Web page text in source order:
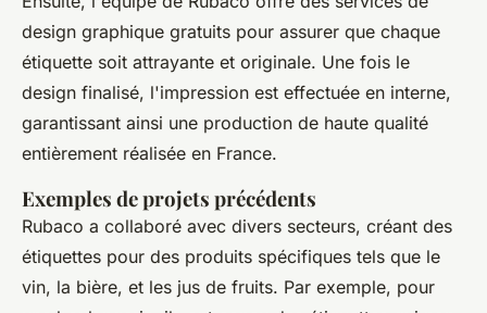
design graphique gratuits pour assurer que chaque
étiquette soit attrayante et originale. Une fois le
design finalisé, l'impression est effectuée en interne,
garantissant ainsi une production de haute qualité
entièrement réalisée en France.
Exemples de projets précédents
Rubaco a collaboré avec divers secteurs, créant des
étiquettes pour des produits spécifiques tels que le
vin, la bière, et les jus de fruits. Par exemple, pour